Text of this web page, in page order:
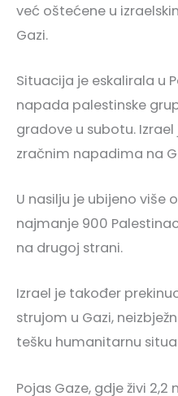
već oštećene u
Gazi.
Situacija je eskalirala u
napada palestinske
gradove u subotu.
zračnim napadima na
U nasilju je ubijeno više
najmanje 900
na drugoj strani.
Izrael je također
strujom u Gazi,
tešku humanitarnu
Pojas Gaze, gdje živi